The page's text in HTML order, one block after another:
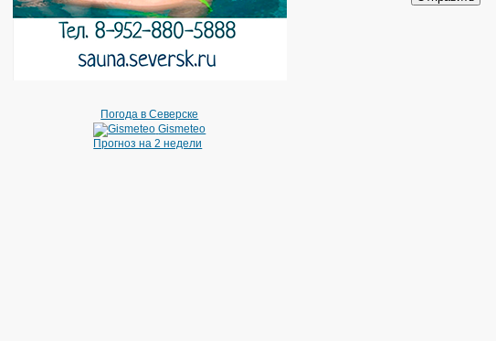
Погода в Северске
Gismeteo
Прогноз на 2 недели